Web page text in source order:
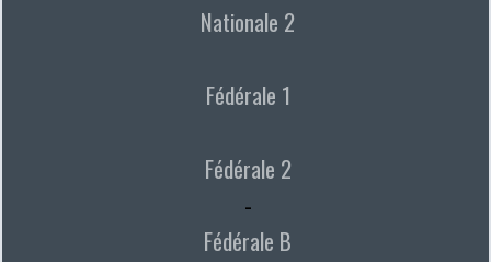
Nationale 2
Fédérale 1
Fédérale 2
-
Fédérale B